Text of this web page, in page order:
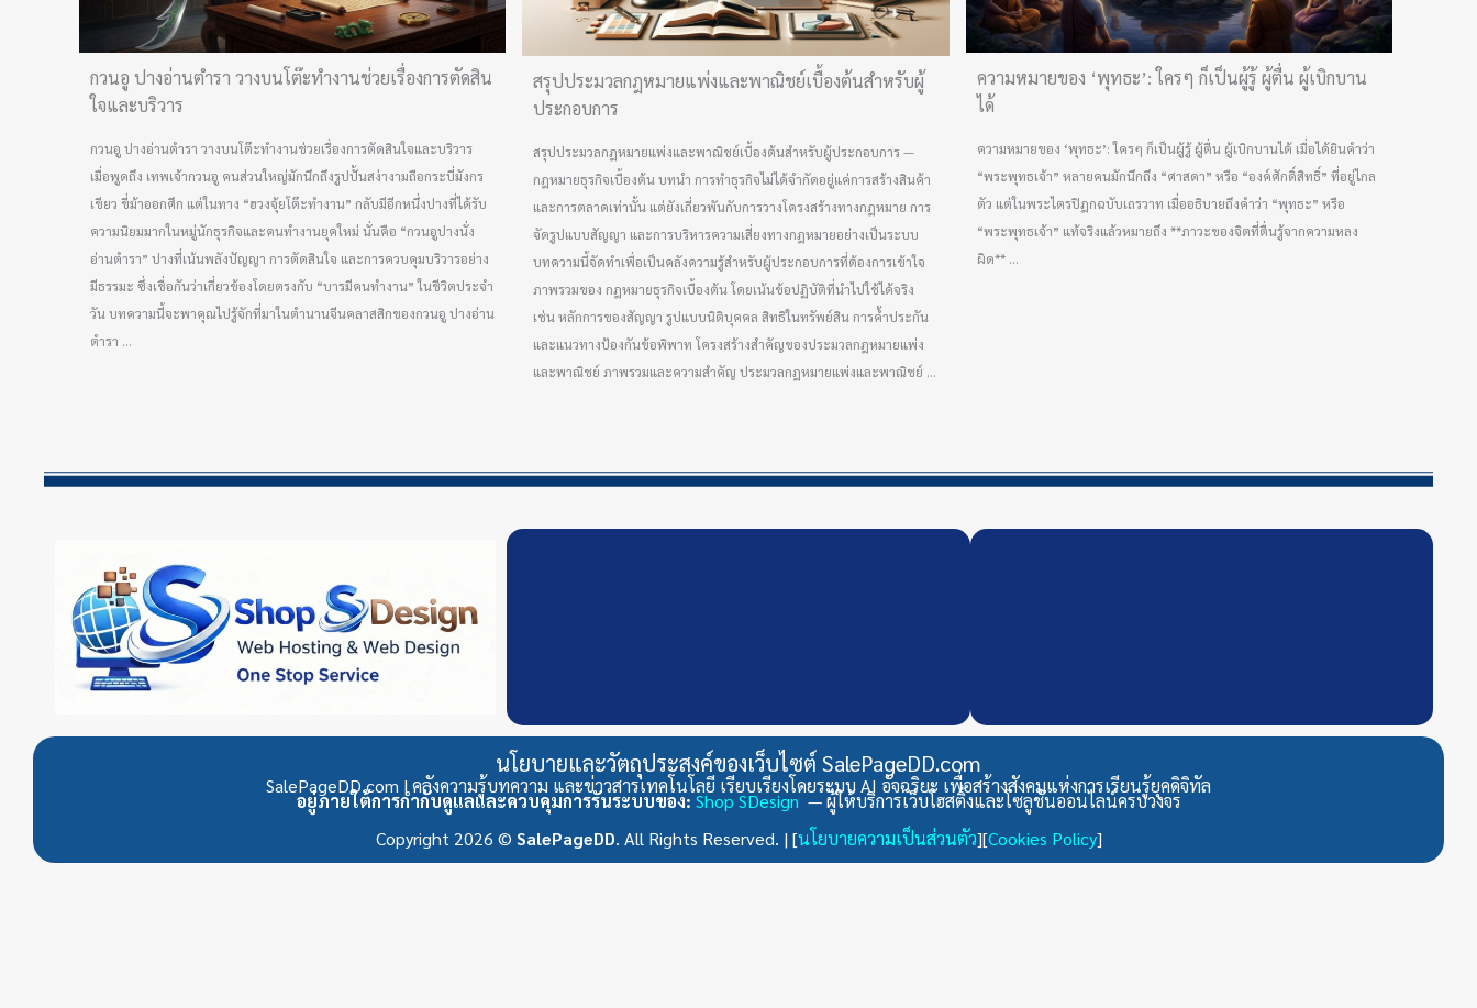
กวนอู ปางอ่านตำรา วางบนโต๊ะทำงานช่วยเรื่องการตัดสิน
ใจและบริวาร
กวนอู ปางอ่านตำรา วางบนโต๊ะทำงานช่วยเรื่องการตัดสินใจและบริวาร
เมื่อพูดถึง เทพเจ้ากวนอู คนส่วนใหญ่มักนึกถึงรูปปั้นสง่างามถือกระบี่มังกร
เขียว ขี่ม้าออกศึก แต่ในทาง “ฮวงจุ้ยโต๊ะทำงาน” กลับมีอีกหนึ่งปางที่ได้รับ
ความนิยมมากในหมู่นักธุรกิจและคนทำงานยุคใหม่ นั่นคือ “กวนอูปางนั่ง
อ่านตำรา” ปางที่เน้นพลังปัญญา การตัดสินใจ และการควบคุมบริวารอย่าง
มีธรรมะ ซึ่งเชื่อกันว่าเกี่ยวข้องโดยตรงกับ “บารมีคนทำงาน” ในชีวิตประจำ
วัน บทความนี้จะพาคุณไปรู้จักที่มาในตำนานจีนคลาสสิกของกวนอู ปางอ่าน
ตำรา ...
สรุปประมวลกฎหมายแพ่งและพาณิชย์เบื้องต้นสำหรับผู้
ประกอบการ
สรุปประมวลกฎหมายแพ่งและพาณิชย์เบื้องต้นสำหรับผู้ประกอบการ —
กฎหมายธุรกิจเบื้องต้น บทนำ การทำธุรกิจไม่ได้จำกัดอยู่แค่การสร้างสินค้า
และการตลาดเท่านั้น แต่ยังเกี่ยวพันกับการวางโครงสร้างทางกฎหมาย การ
จัดรูปแบบสัญญา และการบริหารความเสี่ยงทางกฎหมายอย่างเป็นระบบ
บทความนี้จัดทำเพื่อเป็นคลังความรู้สำหรับผู้ประกอบการที่ต้องการเข้าใจ
ภาพรวมของ กฎหมายธุรกิจเบื้องต้น โดยเน้นข้อปฏิบัติที่นำไปใช้ได้จริง
เช่น หลักการของสัญญา รูปแบบนิติบุคคล สิทธิในทรัพย์สิน การค้ำประกัน
และแนวทางป้องกันข้อพิพาท โครงสร้างสำคัญของประมวลกฎหมายแพ่ง
และพาณิชย์ ภาพรวมและความสำคัญ ประมวลกฎหมายแพ่งและพาณิชย์ ...
ความหมายของ ‘พุทธะ’: ใครๆ ก็เป็นผู้รู้ ผู้ตื่น ผู้เบิกบาน
ได้
ความหมายของ ‘พุทธะ’: ใครๆ ก็เป็นผู้รู้ ผู้ตื่น ผู้เบิกบานได้ เมื่อได้ยินคำว่า
“พระพุทธเจ้า” หลายคนมักนึกถึง “ศาสดา” หรือ “องค์ศักดิ์สิทธิ์” ที่อยู่ไกล
ตัว แต่ในพระไตรปิฎกฉบับเถรวาท เมื่ออธิบายถึงคำว่า “พุทธะ” หรือ
“พระพุทธเจ้า” แท้จริงแล้วหมายถึง **ภาวะของจิตที่ตื่นรู้จากความหลง
ผิด** ...
นโยบายและวัตถุประสงค์ของเว็บไซต์ SalePageDD.com
SalePageDD.com | คลังความรู้บทความ และข่าวสารเทคโนโลยี เรียบเรียงโดยระบบ AI อัจฉริยะ เพื่อสร้างสังคมแห่งการเรียนรู้ยุคดิจิทัล
อยู่ภายใต้การกำกับดูแลและควบคุมการรันระบบของ: Shop SDesign — ผู้ให้บริการเว็บโฮสติ้งและโซลูชันออนไลน์ครบวงจร
Copyright 2026 © SalePageDD. All Rights Reserved. | [นโยบายความเป็นส่วนตัว][Cookies Policy]